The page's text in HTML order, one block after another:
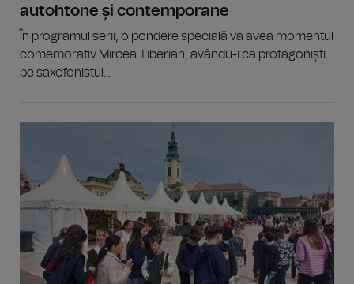
autohtone și contemporane
În programul serii, o pondere specială va avea momentul
comemorativ Mircea Tiberian, avându-i ca protagoniști
pe saxofonistul...